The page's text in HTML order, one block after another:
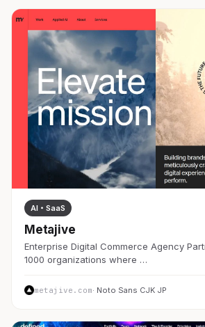
AI・SaaS
Metajive
Enterprise Digital Commerce Agency
1000 organizations where …
metajive.com· Noto Sans CJK JP